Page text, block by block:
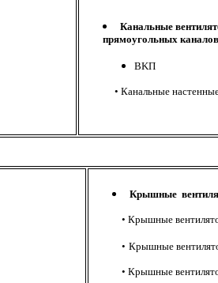
Канальные
прямоугольных каналов
ВKП
• Канальные
Крышные
• Крышные
• Крышные
• Крышные